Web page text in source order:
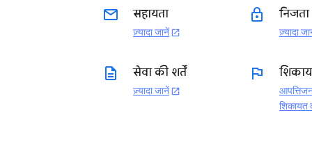
email सहायता
ज़्यादा जानें open_in_new
lock निजता
ज़्यादा
description सेवा की शर्तें
ज़्यादा जानें open_in_new
flag
शिकायत